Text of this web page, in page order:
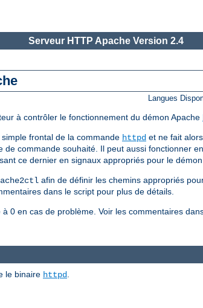
Serveur HTTP Apache Version 2.4
Langues
à contrôler le fonctionnement du démon Apache
frontal de la commande httpd et ne fait
de commande souhaité. Il peut aussi fonctionner
ce dernier en signaux appropriés pour le démon
afin de définir les chemins appropriés
dans le script pour plus de détails.
0 en cas de problème. Voir les commentaires
le binaire httpd